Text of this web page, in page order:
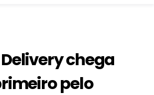
chega
pelo